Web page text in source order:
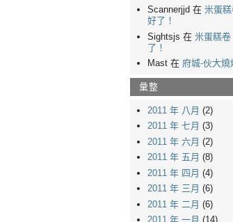
Scannerjjd 在 米蛋
好了！
Sightsjs 在 米蛋糕
了！
Mast 在 府城-伙大燒
彙整
2011 年 八月 (2)
2011 年 七月 (3)
2011 年 六月 (2)
2011 年 五月 (8)
2011 年 四月 (4)
2011 年 三月 (6)
2011 年 二月 (6)
2011 年 一月 (14)